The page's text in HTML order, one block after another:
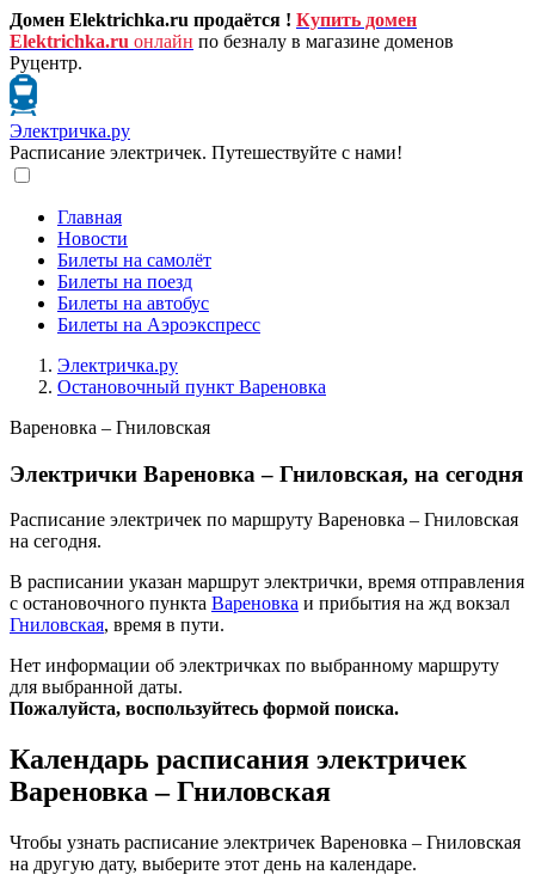
Домен Elektrichka.ru продаётся ! Купить домен
Elektrichka.ru онлайн по безналу в магазине доменов
Руцентр.
Электричка.ру
Расписание электричек. Путешествуйте с нами!
Главная
Новости
Билеты на самолёт
Билеты на поезд
Билеты на автобус
Билеты на Аэроэкспресс
Электричка.ру
Остановочный пункт Вареновка
Вареновка – Гниловская
Электрички Вареновка – Гниловская, на сегодня
Расписание электричек по маршруту Вареновка – Гниловская
на сегодня.
В расписании указан маршрут электрички, время отправления
с остановочного пункта Вареновка и прибытия на жд вокзал
Гниловская, время в пути.
Нет информации об электричках по выбранному маршруту
для выбранной даты.
Пожалуйста, воспользуйтесь формой поиска.
Календарь расписания электричек
Вареновка – Гниловская
Чтобы узнать расписание электричек Вареновка – Гниловская
на другую дату, выберите этот день на календаре.